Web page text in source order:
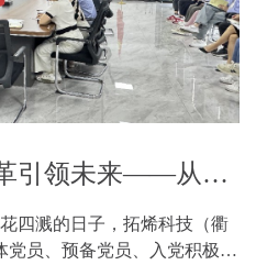
创新驱动发展，改革引领未来——从浙江创新实践到党的最新部署深度学习
四溅的日子，拓烯科技（衢
员、预备党员、入党积极分